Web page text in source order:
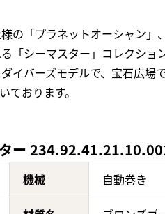
の「プラネットオーシャン
「シーマスター」コレクシ
バーズモデルで、宝石広場
おります。
ー
機械 自動巻き